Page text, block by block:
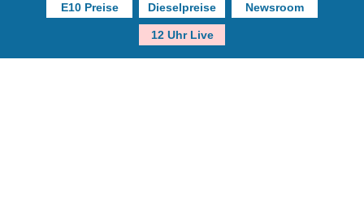
E10 Preise Dieselpreise Newsroom
12 Uhr Live